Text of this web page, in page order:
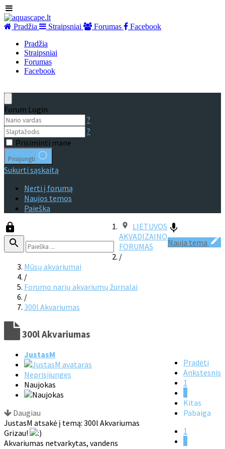
Pradžia Straipsniai Forumas
Facebook
Pradžia
Straipsniai
Forumas
Facebook
Forum Login
?
?
Prisiminti mane
Prisijungti
Sukurti sąskaitą
Nerti į forumą
Naujos temos
Paieška
Nauja tema
LIETUVOS
AKVADIZAINO
FORUMAS
/
Mūsų akvariumai
/
Forumo narių akvariumų žurnalai
/
300l Akvariumas
300l Akvariumas
Pradėti
Ankstesnis
1
Kitas
Pabaiga
1
JustasM
Neprisijungęs
Naujokas
Daugiau
JustasM atsakė į temą: 300l Akvariumas
Grizau!
Akvariumas netvarkytas, vandens